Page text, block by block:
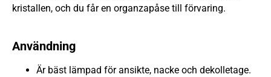
kristallen, och du får en organzapåse till förvaring.
Användning
Är bäst lämpad för ansikte, nacke och dekolletage.